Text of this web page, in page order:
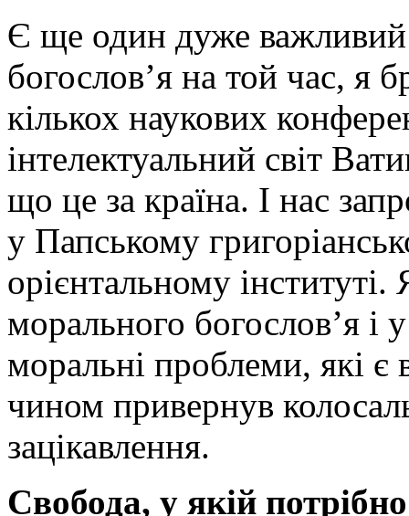
Є ще один дуже
богослов’я на той час, я
кількох наукових
інтелектуальний світ
що це за країна. І нас
у Папському
орієнтальному
морального богослов’я і
моральні проблеми, які є
чином привернув
зацікавлення.
Свобода, у якій